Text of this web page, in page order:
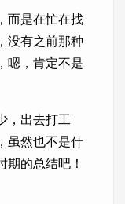
而是在忙在找
没有之前那种
嗯，肯定不是
，出去打工
虽然也不是什
期的总结吧！